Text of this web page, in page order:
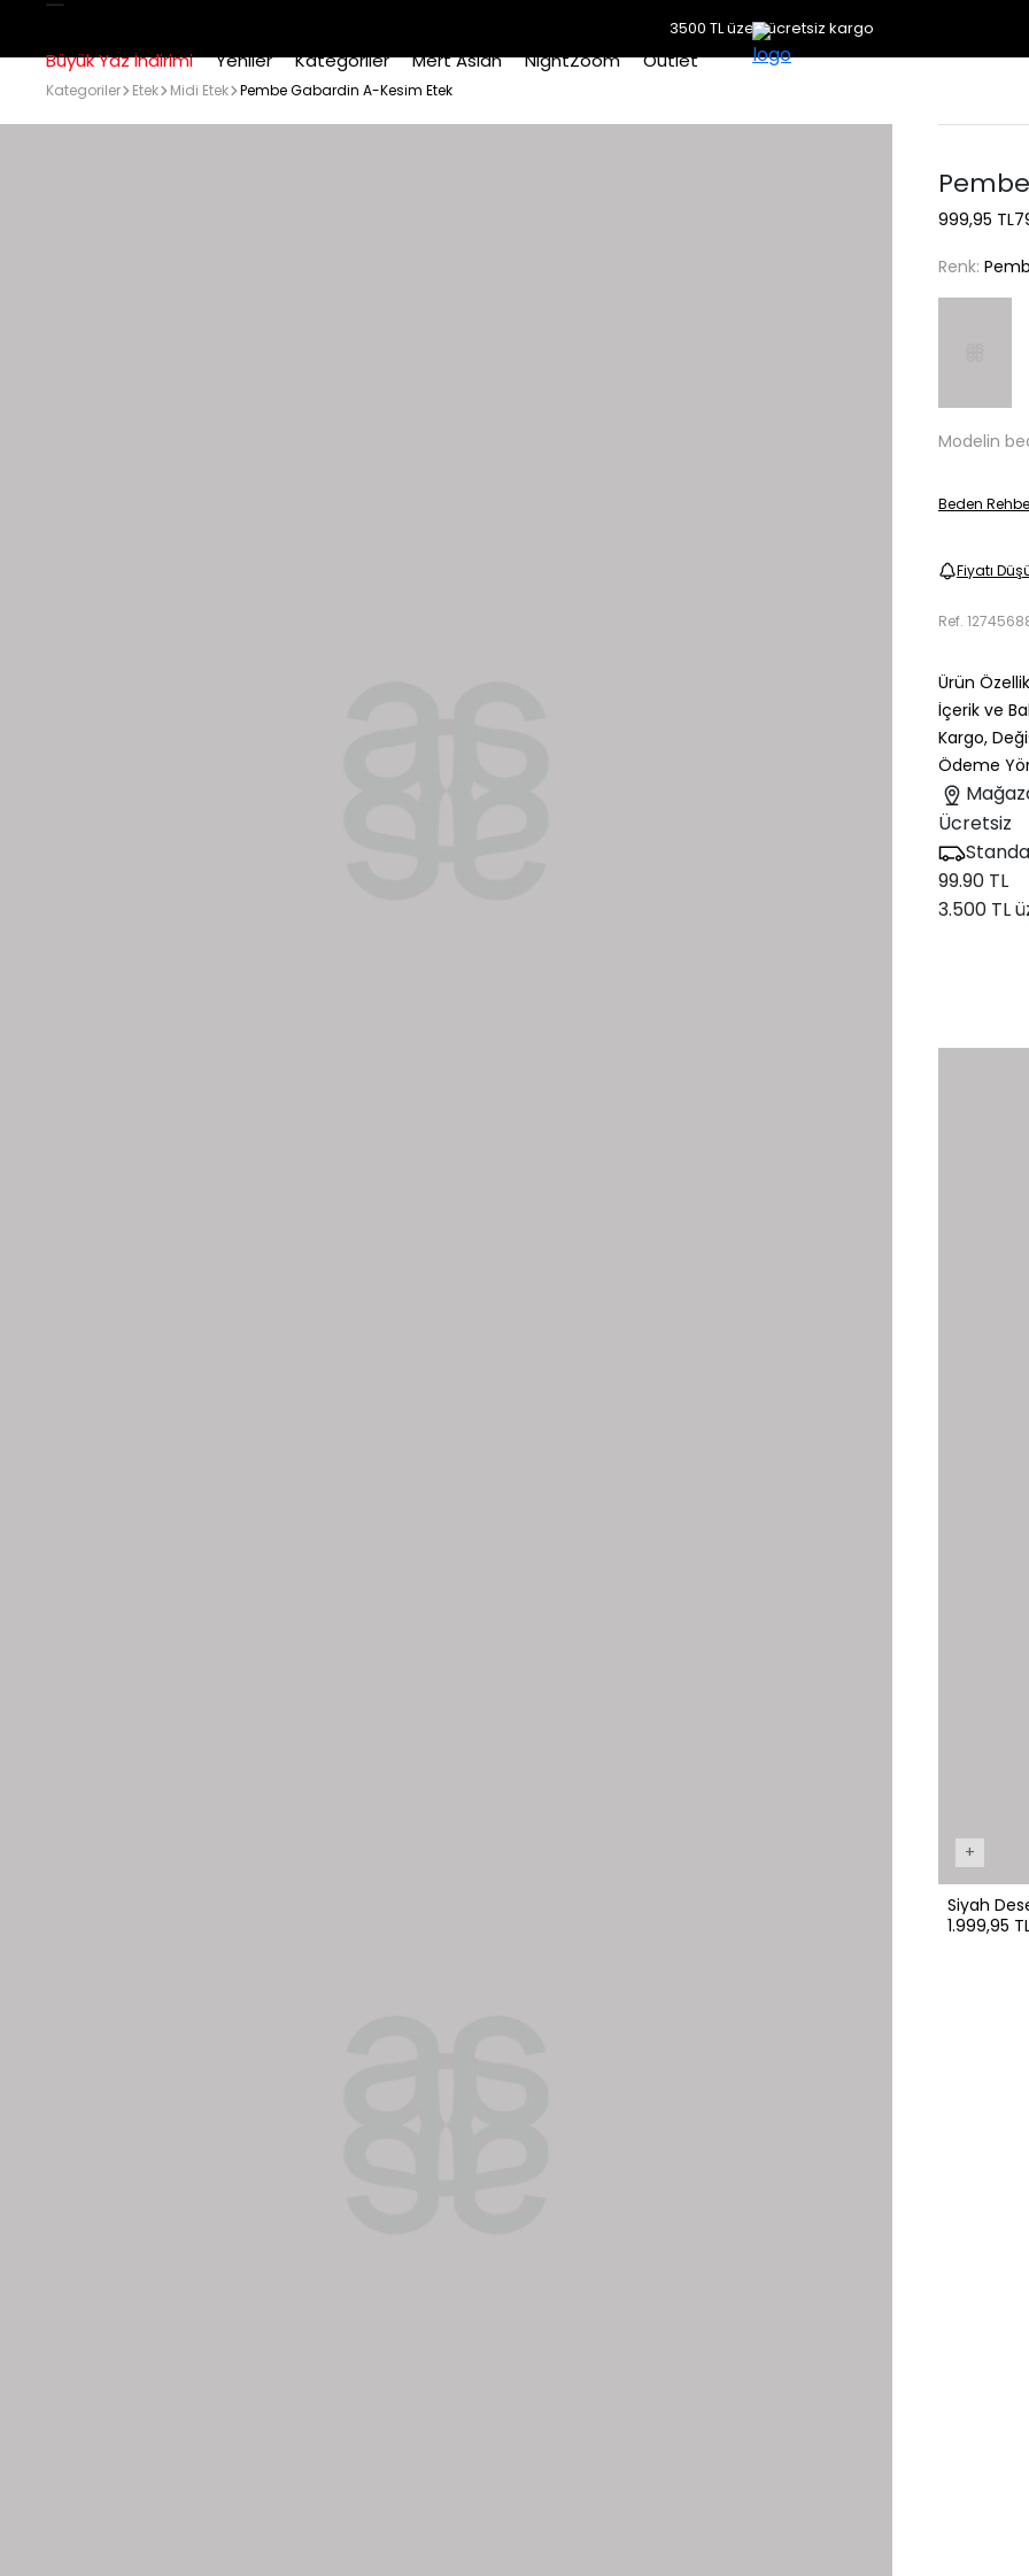
3500 TL üzeri ücretsiz kargo
Büyük Yaz İndirimi Yeniler Kategoriler Mert Aslan NightZoom Outlet
Kategoriler Etek Midi Etek Pembe Gabardin A-Kesim Etek
999,95 TL
Renk:
Modelin
Beden
Fiyatı
Ref.
Ürün
İçerik ve
Kargo,
Ödeme
Ücretsiz
99.90 TL
3.500 TL
+
Siyah
1.999,95